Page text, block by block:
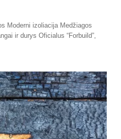
Moderni izoliacija Medžiagos
ir durys Oficialus “Forbuild”,